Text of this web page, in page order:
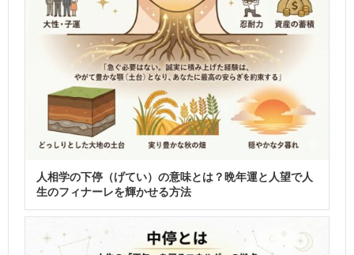
人相学の下停（げてい）の意味とは？晩年運と人望で人
生のフィナーレを輝かせる方法